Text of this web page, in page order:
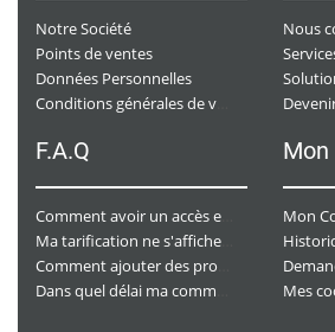
Notre Société
Points de ventes
Données Personnelles
Nous
F.A.Q Mon
Mon
Mes